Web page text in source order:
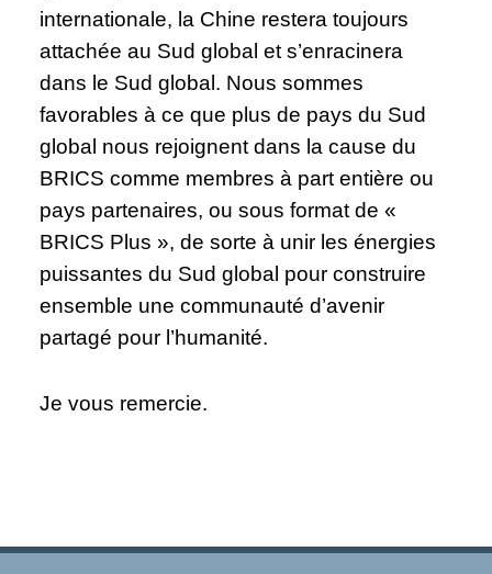
internationale, la Chine restera toujours
attachée au Sud global et s’enracinera
dans le Sud global. Nous sommes
favorables à ce que plus de pays du Sud
global nous rejoignent dans la cause du
BRICS comme membres à part entière ou
pays partenaires, ou sous format de «
BRICS Plus », de sorte à unir les énergies
puissantes du Sud global pour construire
ensemble une communauté d’avenir
partagé pour l’humanité.
Je vous remercie.